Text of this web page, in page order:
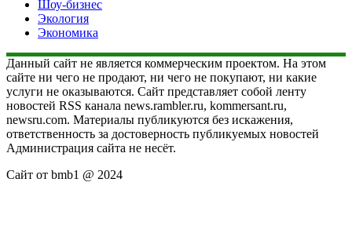
Шоу-бизнес
Экология
Экономика
Данный сайт не является коммерческим проектом. На этом
сайте ни чего не продают, ни чего не покупают, ни какие
услуги не оказываются. Сайт представляет собой ленту
новостей RSS канала news.rambler.ru, kommersant.ru,
newsru.com. Материалы публикуются без искажения,
ответственность за достоверность публикуемых новостей
Администрация сайта не несёт.
Сайт от bmb1 @ 2024